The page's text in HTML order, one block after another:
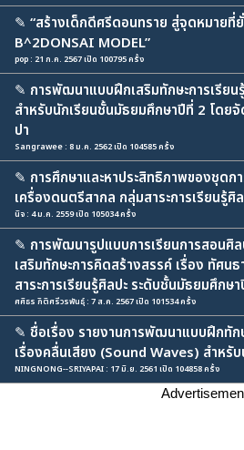
✎ “สร้างเด็กดีศรีดอนทราย สู่จุดหมายที่
B^2DONSAI MODEL”
pop : 21 ก.ค. 2567 เปิด 100795 ครั้ง
✎ การพัฒนาแบบฝึกเสริมทักษะการเรีย
สำหรับนักเรียนชั้นมัธยมศึกษาปีที่ 2 โดย
ปา
Sangrawee : 8 ม.ค. 2562 เปิด 104585 ครั้ง
✎ การศึกษาและหาประสิทธิภาพของชุดก
เครื่องดนตรีสากล กลุ่มสาระการเรียนรู้ศิ
นิจ : 4 ม.ค. 2559 เปิด 105034 ครั้ง
✎ การพัฒนารูปแบบการเรียนการสอนศิล
เสริมทักษะการคิดสร้างสรรค์ เรื่อง ทัศน
สาระการเรียนรู้ศิลปะ ระดับชั้นมัธยมศึกษ
ศศิธร กิติศรีวรพันธุ์ : 7 ส.ค. 2567 เปิด 101534 ครั้ง
✎ ชื่อเรื่อง รายงานการพัฒนาแบบฝึกทั
เรื่องคลื่นเสียง (Sound Waves) สำหรั
NINGNONG--SRIYAPAI : 17 มิ.ย. 2561 เปิด 104858 ครั้ง